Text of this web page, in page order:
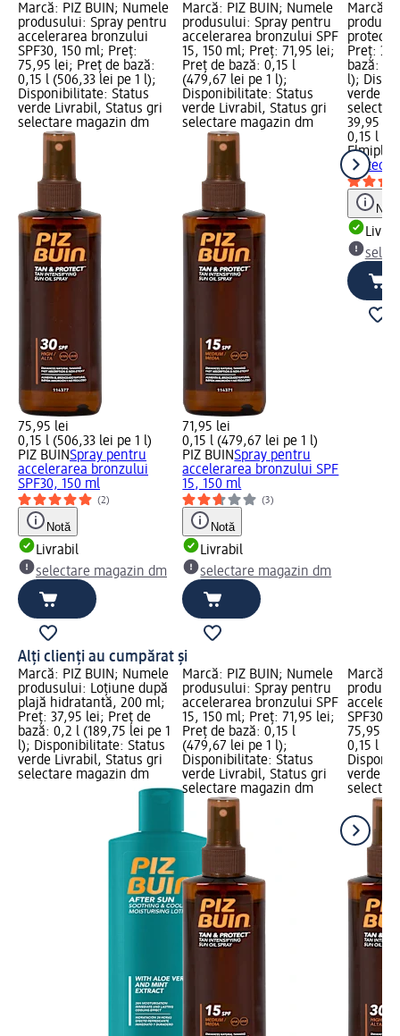
Marcă: PIZ BUIN; Numele
produsului: Spray pentru
accelerarea bronzului
SPF30, 150 ml; Preț:
75,95 lei; Preț de bază:
0,15 l (506,33 lei pe 1 l);
Disponibilitate: Status
verde Livrabil, Status gri
selectare magazin dm
75,95 lei
0,15 l (506,33 lei pe 1 l)
PIZ BUINSpray pentru
accelerarea bronzului
SPF30, 150 ml
(2)
Notă
Livrabil
selectare magazin dm
Marcă: PIZ BUIN; Numele
produsului: Spray pentru
accelerarea bronzului SPF
15, 150 ml; Preț: 71,95 lei;
Preț de bază: 0,15 l
(479,67 lei pe 1 l);
Disponibilitate: Status
verde Livrabil, Status gri
selectare magazin dm
71,95 lei
0,15 l (479,67 lei pe 1 l)
PIZ BUINSpray pentru
accelerarea bronzului SPF
15, 150 ml
(3)
Notă
Livrabil
selectare magazin dm
Marcă:
Preț:
bază:
l);
verde
39,95 lei
0,15 l
Notă
Alți clienți au cumpărat și
Marcă: PIZ BUIN; Numele
produsului: Loțiune după
plajă hidratantă, 200 ml;
Preț: 37,95 lei; Preț de
bază: 0,2 l (189,75 lei pe 1
l); Disponibilitate: Status
verde Livrabil, Status gri
selectare magazin dm
Marcă: PIZ BUIN; Numele
produsului: Spray pentru
accelerarea bronzului SPF
15, 150 ml; Preț: 71,95 lei;
Preț de bază: 0,15 l
(479,67 lei pe 1 l);
Disponibilitate: Status
verde Livrabil, Status gri
selectare magazin dm
Marcă:
SPF30,
75,95
0,15 l
verde